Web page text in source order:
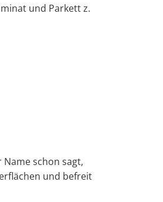
und Parkett z.
schon sagt,
und befreit